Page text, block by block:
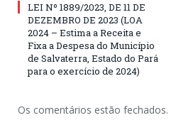
LEI Nº 1889/2023, DE 11 DE
DEZEMBRO DE 2023 (LOA
2024 – Estima a Receita e
Fixa a Despesa do Município
de Salvaterra, Estado do Pará
para o exercício de 2024)
Os comentários estão fechados.